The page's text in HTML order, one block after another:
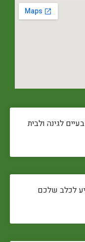
לגינה ולבית
לכלב שלכם